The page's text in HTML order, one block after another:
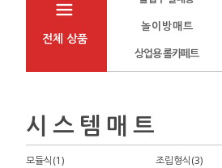
전체 상품
놀 이 방 매 트
상업용 롤카페트
시 스 템 매 트
모듈식(1) 조립형식(3)